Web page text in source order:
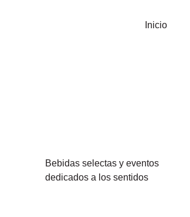
Inicio
Bebidas selectas y eventos
dedicados a los sentidos